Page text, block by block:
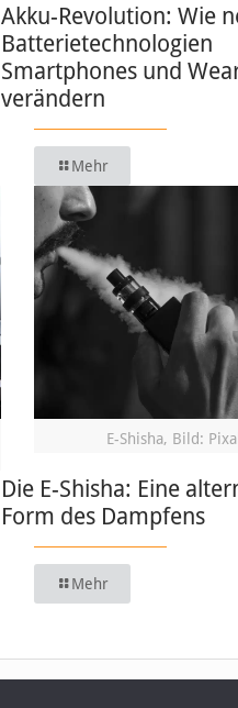
Akku-Revolution: Wie
Batterietechnologien
Smartphones und
verändern
Mehr
E-Shisha, Bild:
Die E-Shisha: Eine
Form des Dampfens
Mehr